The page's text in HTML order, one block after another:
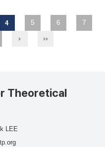
4 5 6
7
Theoretical
LEE